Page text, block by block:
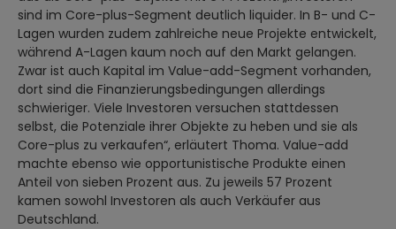
sind im Core-plus-Segment deutlich liquider. In B- und C-
Lagen wurden zudem zahlreiche neue Projekte entwickelt,
während A-Lagen kaum noch auf den Markt gelangen.
Zwar ist auch Kapital im Value-add-Segment vorhanden,
dort sind die Finanzierungsbedingungen allerdings
schwieriger. Viele Investoren versuchen stattdessen
selbst, die Potenziale ihrer Objekte zu heben und sie als
Core-plus zu verkaufen“, erläutert Thoma. Value-add
machte ebenso wie opportunistische Produkte einen
Anteil von sieben Prozent aus. Zu jeweils 57 Prozent
kamen sowohl Investoren als auch Verkäufer aus
Deutschland.